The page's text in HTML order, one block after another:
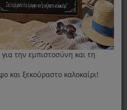
την εμπιστοσύνη και τη
και ξεκούραστο καλοκαίρι!